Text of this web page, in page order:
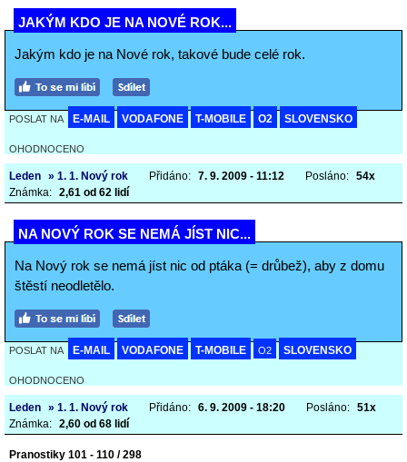
JAKÝM KDO JE NA NOVÉ ROK...
Jakým kdo je na Nové rok, takové bude celé rok.
POSLAT NA E-MAIL VODAFONE T-MOBILE O2 SLOVENSKO
OHODNOCENO
Leden » 1. 1. Nový rok Přidáno: 7. 9. 2009 - 11:12 Posláno: 54x
Známka: 2,61 od 62 lidí
NA NOVÝ ROK SE NEMÁ JÍST NIC...
Na Nový rok se nemá jíst nic od ptáka (= drůbež), aby z domu
štěstí neodletělo.
POSLAT NA E-MAIL VODAFONE T-MOBILE O2 SLOVENSKO
OHODNOCENO
Leden » 1. 1. Nový rok Přidáno: 6. 9. 2009 - 18:20 Posláno: 51x
Známka: 2,60 od 68 lidí
Pranostiky 101 - 110 / 298